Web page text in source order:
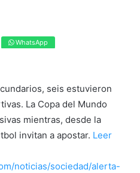
WhatsApp
seis estuvieron
La Copa del Mundo
mientras, desde la
invitan a apostar. Leer
noticias/sociedad/alerta-